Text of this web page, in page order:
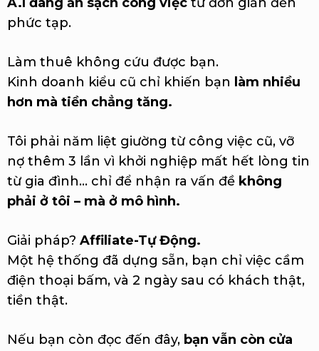
phức tạp.
Làm thuê không cứu được bạn.
Kinh doanh kiểu cũ chỉ khiến bạn làm nhiều
hơn mà tiền chẳng tăng.
Tôi phải năm liệt giường từ công việc cũ, vỡ
nợ thêm 3 lần vì khởi nghiệp mất hết lòng tin
từ gia đình… chỉ để nhận ra vấn đề không
phải ở tôi – mà ở mô hình.
Giải pháp? Affiliate-Tự Động.
Một hệ thống đã dựng sẵn, bạn chỉ việc cầm
điện thoại bấm, và 2 ngày sau có khách thật,
tiền thật.
Nếu bạn còn đọc đến đây, bạn vẫn còn cửa